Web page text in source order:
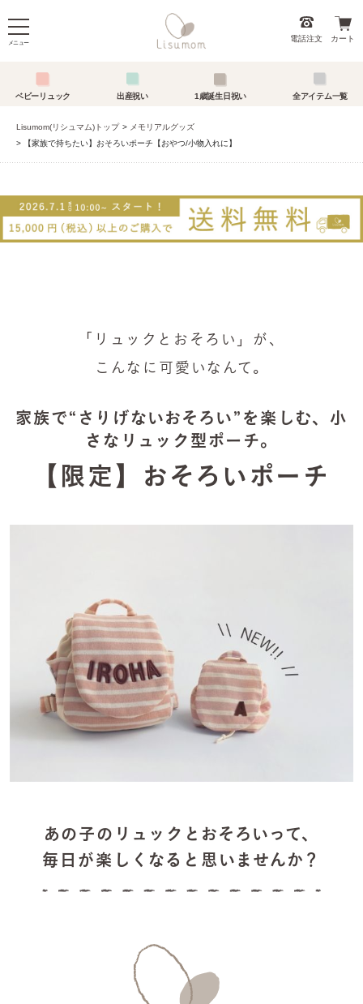
メニュー 電話注文 カート
ベビーリュック 出産祝い 1歳誕生日祝い 全アイテム一覧
Lisumom(リシュマム)トップ
メモリアルグッズ
【家族で持ちたい】おそろいポーチ【おやつ/小物入れに】
「リュックとおそろい」が、
こんなに可愛いなんて。
家族で“さりげないおそろい”を楽しむ、小
さなリュック型ポーチ。
【限定】おそろいポーチ
あの子のリュックとおそろいって、
毎日が楽しくなると思いませんか？